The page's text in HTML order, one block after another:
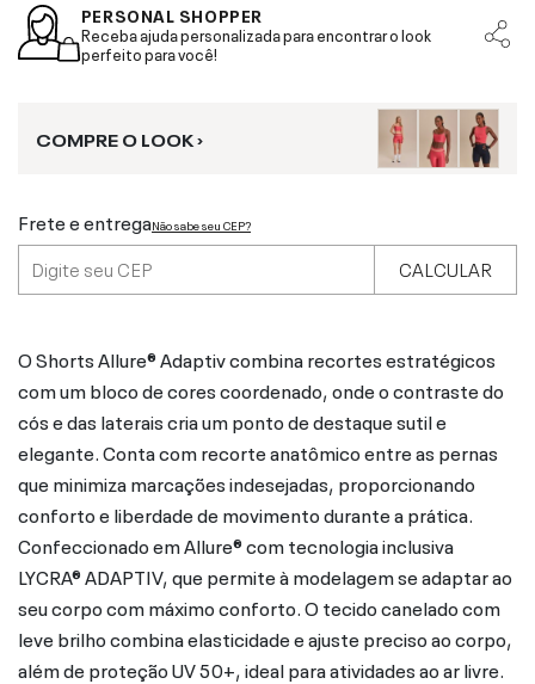
PERSONAL SHOPPER
Receba ajuda personalizada para encontrar o look
perfeito para você!
COMPRE O LOOK ›
Frete e entregaNão sabe seu CEP?
CALCULAR
O Shorts Allure® Adaptiv combina recortes estratégicos
com um bloco de cores coordenado, onde o contraste do
cós e das laterais cria um ponto de destaque sutil e
elegante. Conta com recorte anatômico entre as pernas
que minimiza marcações indesejadas, proporcionando
conforto e liberdade de movimento durante a prática.
Confeccionado em Allure® com tecnologia inclusiva
LYCRA® ADAPTIV, que permite à modelagem se adaptar ao
seu corpo com máximo conforto. O tecido canelado com
leve brilho combina elasticidade e ajuste preciso ao corpo,
além de proteção UV 50+, ideal para atividades ao ar livre.